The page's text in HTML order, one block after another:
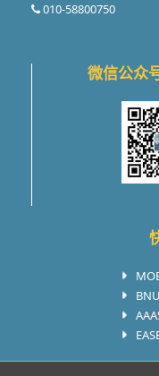
010-58800750
微信公众
BNU